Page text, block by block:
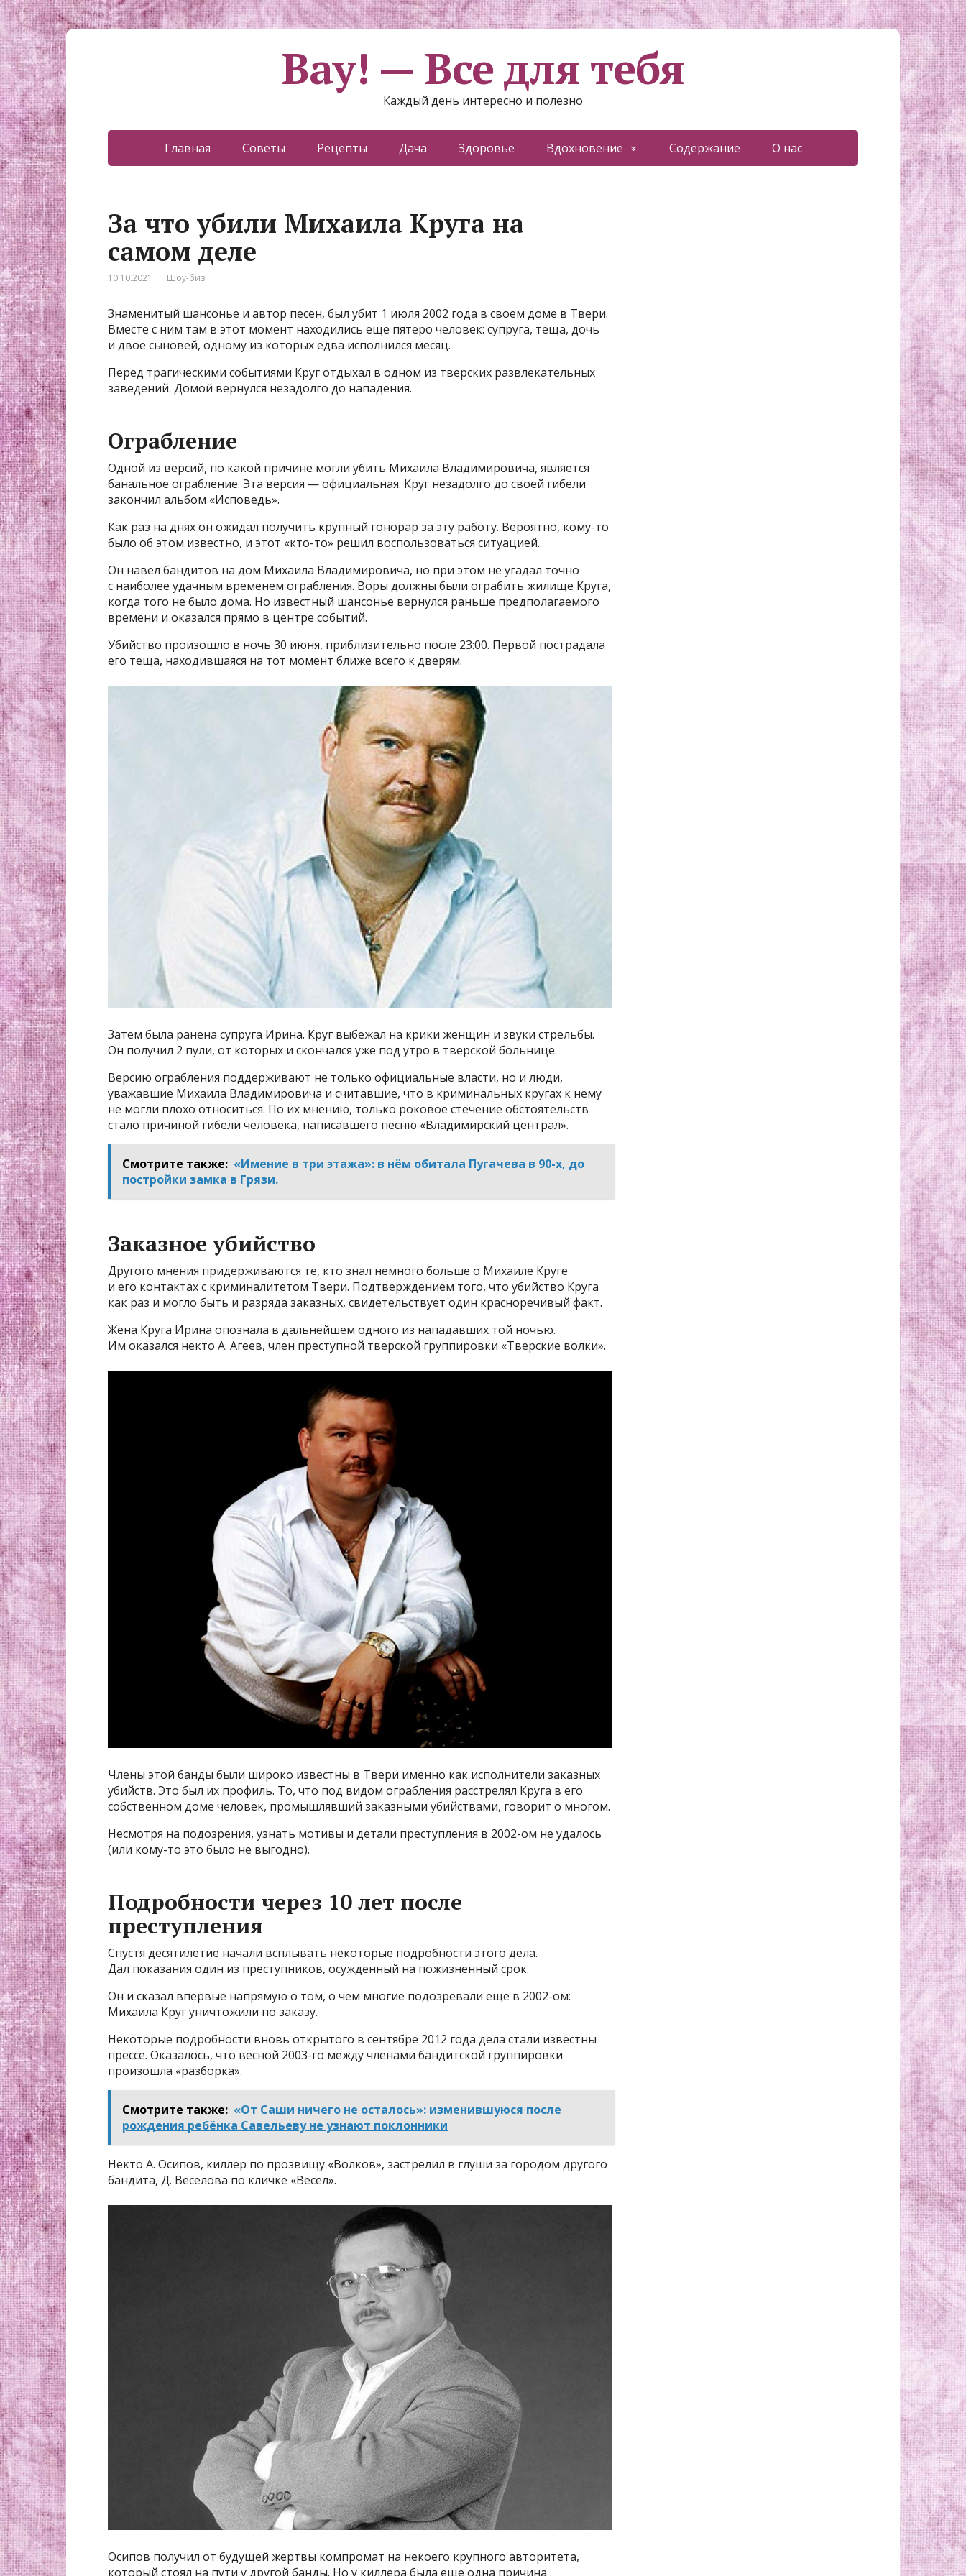
Вау! — Все для тебя
Каждый день интересно и полезно
Главная Советы Рецепты Дача Здоровье Вдохновение Содержание О нас
За что убили Михаила Круга на
самом деле
10.10.2021 Шоу-биз
Знаменитый шансонье и автор песен, был убит 1 июля 2002 года в своем доме в Твери.
Вместе с ним там в этот момент находились еще пятеро человек: супруга, теща, дочь
и двое сыновей, одному из которых едва исполнился месяц.
Перед трагическими событиями Круг отдыхал в одном из тверских развлекательных
заведений. Домой вернулся незадолго до нападения.
Ограбление
Одной из версий, по какой причине могли убить Михаила Владимировича, является
банальное ограбление. Эта версия — официальная. Круг незадолго до своей гибели
закончил альбом «Исповедь».
Как раз на днях он ожидал получить крупный гонорар за эту работу. Вероятно, кому-то
было об этом известно, и этот «кто-то» решил воспользоваться ситуацией.
Он навел бандитов на дом Михаила Владимировича, но при этом не угадал точно
с наиболее удачным временем ограбления. Воры должны были ограбить жилище Круга,
когда того не было дома. Но известный шансонье вернулся раньше предполагаемого
времени и оказался прямо в центре событий.
Убийство произошло в ночь 30 июня, приблизительно после 23:00. Первой пострадала
его теща, находившаяся на тот момент ближе всего к дверям.
Затем была ранена супруга Ирина. Круг выбежал на крики женщин и звуки стрельбы.
Он получил 2 пули, от которых и скончался уже под утро в тверской больнице.
Версию ограбления поддерживают не только официальные власти, но и люди,
уважавшие Михаила Владимировича и считавшие, что в криминальных кругах к нему
не могли плохо относиться. По их мнению, только роковое стечение обстоятельств
стало причиной гибели человека, написавшего песню «Владимирский централ».
Смотрите также: «Имение в три этажа»: в нём обитала Пугачева в 90-х, до
постройки замка в Грязи.
Заказное убийство
Другого мнения придерживаются те, кто знал немного больше о Михаиле Круге
и его контактах с криминалитетом Твери. Подтверждением того, что убийство Круга
как раз и могло быть и разряда заказных, свидетельствует один красноречивый факт.
Жена Круга Ирина опознала в дальнейшем одного из нападавших той ночью.
Им оказался некто А. Агеев, член преступной тверской группировки «Тверские волки».
Члены этой банды были широко известны в Твери именно как исполнители заказных
убийств. Это был их профиль. То, что под видом ограбления расстрелял Круга в его
собственном доме человек, промышлявший заказными убийствами, говорит о многом.
Несмотря на подозрения, узнать мотивы и детали преступления в 2002-ом не удалось
(или кому-то это было не выгодно).
Подробности через 10 лет после
преступления
Спустя десятилетие начали всплывать некоторые подробности этого дела.
Дал показания один из преступников, осужденный на пожизненный срок.
Он и сказал впервые напрямую о том, о чем многие подозревали еще в 2002-ом:
Михаила Круг уничтожили по заказу.
Некоторые подробности вновь открытого в сентябре 2012 года дела стали известны
прессе. Оказалось, что весной 2003-го между членами бандитской группировки
произошла «разборка».
Смотрите также: «От Саши ничего не осталось»: изменившуюся после
рождения ребёнка Савельеву не узнают поклонники
Некто А. Осипов, киллер по прозвищу «Волков», застрелил в глуши за городом другого
бандита, Д. Веселова по кличке «Весел».
Осипов получил от будущей жертвы компромат на некоего крупного авторитета,
который стоял на пути у другой банды. Но у киллера была еще одна причина